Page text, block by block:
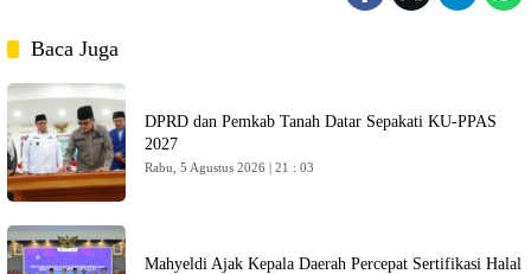
Baca Juga
DPRD dan Pemkab Tanah Datar Sepakati KU-PPAS
2027
Rabu, 5 Agustus 2026 | 21 : 03
Mahyeldi Ajak Kepala Daerah Percepat Sertifikasi Halal